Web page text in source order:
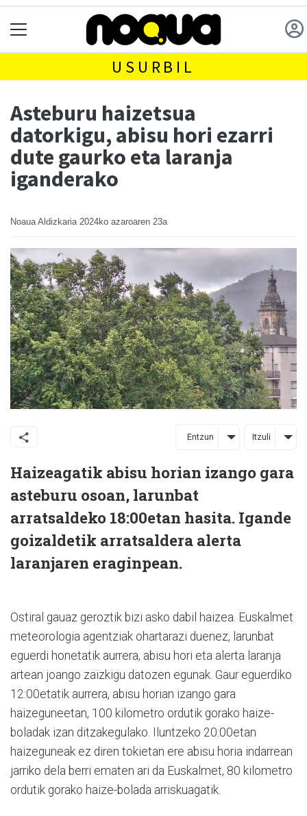
USURBIL
Asteburu haizetsua
datorkigu, abisu hori ezarri
dute gaurko eta laranja
iganderako
Noaua Aldizkaria 2024ko azaroaren 23a
Entzun Itzuli
Haizeagatik abisu horian izango gara
asteburu osoan, larunbat
arratsaldeko 18:00etan hasita. Igande
goizaldetik arratsaldera alerta
laranjaren eraginpean.
Ostiral gauaz geroztik bizi asko dabil haizea. Euskalmet
meteorologia agentziak ohartarazi duenez, larunbat
eguerdi honetatik aurrera, abisu hori eta alerta laranja
artean joango zaizkigu datozen egunak. Gaur eguerdiko
12:00etatik aurrera, abisu horian izango gara
haizeguneetan, 100 kilometro ordutik gorako haize-
boladak izan ditzakegulako. Iluntzeko 20:00etan
haizeguneak ez diren tokietan ere abisu horia indarrean
jarriko dela berri ematen ari da Euskalmet, 80 kilometro
ordutik gorako haize-bolada arriskuagatik.